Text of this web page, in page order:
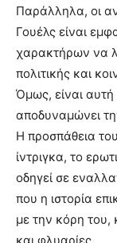
Παράλληλα, οι
Γουέλς είναι
χαρακτήρων να
πολιτικής και
Όμως, είναι
αποδυναμώνει
Η προσπάθεια
ίντριγκα, το
οδηγεί σε
που η ιστορία
με την κόρη